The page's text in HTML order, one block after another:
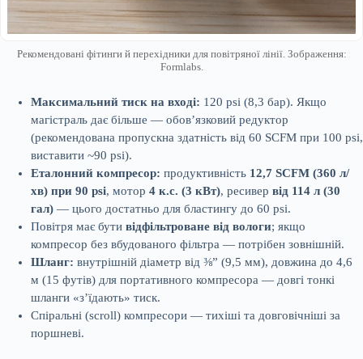
Рекомендовані фітинги й перехідники для повітряної лінії. Зображення:
Formlabs.
Максимальний тиск на вході: 120 psi (8,3 бар). Якщо
магістраль дає більше — обов’язковий редуктор
(рекомендована пропускна здатність від 60 SCFM при 100 psi,
виставити ~90 psi).
Еталонний компресор: продуктивність 12,7 SCFM (360 л/
хв) при 90 psi, мотор 4 к.с. (3 кВт), ресивер від 114 л (30
гал)— цього достатньо для бластингу до 60 psi.
Повітря має бути відфільтроване від вологи; якщо
компресор без вбудованого фільтра — потрібен зовнішній.
Шланг: внутрішній діаметр від ⅜” (9,5 мм), довжина до 4,6
м (15 футів) для портативного компресора — довгі тонкі
шланги «з’їдають» тиск.
Спіральні (scroll) компресори — тихіші та довговічніші за
поршневі.